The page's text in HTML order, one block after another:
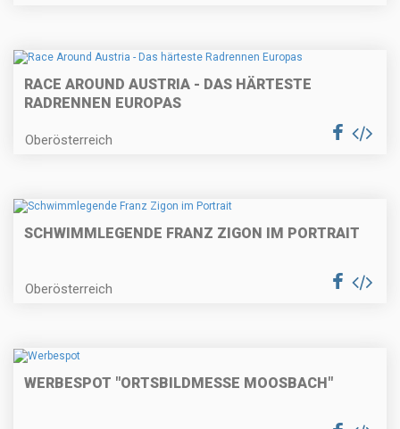
RACE AROUND AUSTRIA - DAS HÄRTESTE
RADRENNEN EUROPAS
Oberösterreich
SCHWIMMLEGENDE FRANZ ZIGON IM PORTRAIT
Oberösterreich
WERBESPOT "ORTSBILDMESSE MOOSBACH"